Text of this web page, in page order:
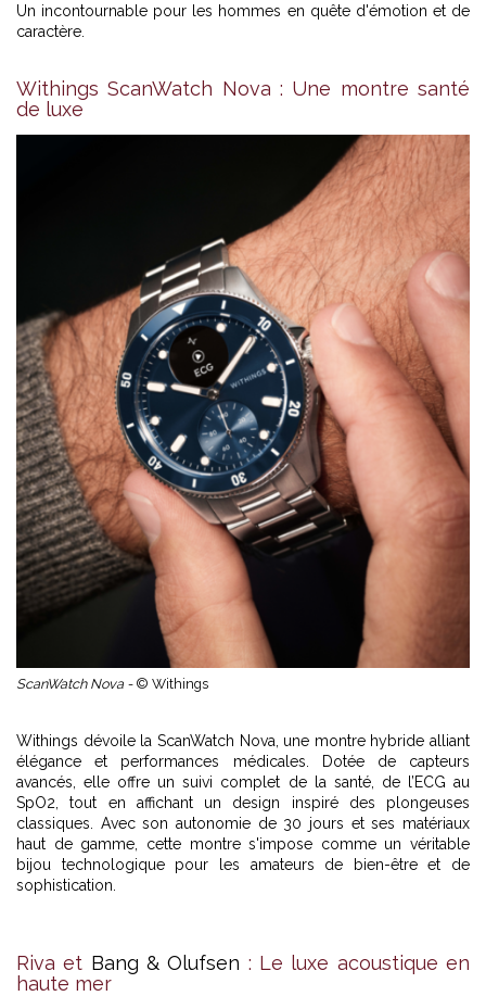
Un incontournable pour les hommes en quête d'émotion et de
caractère.
Withings ScanWatch Nova : Une montre santé
de luxe
ScanWatch Nova - © Withings
Withings dévoile la ScanWatch Nova, une montre hybride alliant
élégance et performances médicales. Dotée de capteurs
avancés, elle offre un suivi complet de la santé, de l’ECG au
SpO2, tout en affichant un design inspiré des plongeuses
classiques. Avec son autonomie de 30 jours et ses matériaux
haut de gamme, cette montre s'impose comme un véritable
bijou technologique pour les amateurs de bien-être et de
sophistication.
Riva et Bang & Olufsen : Le luxe acoustique en
haute mer